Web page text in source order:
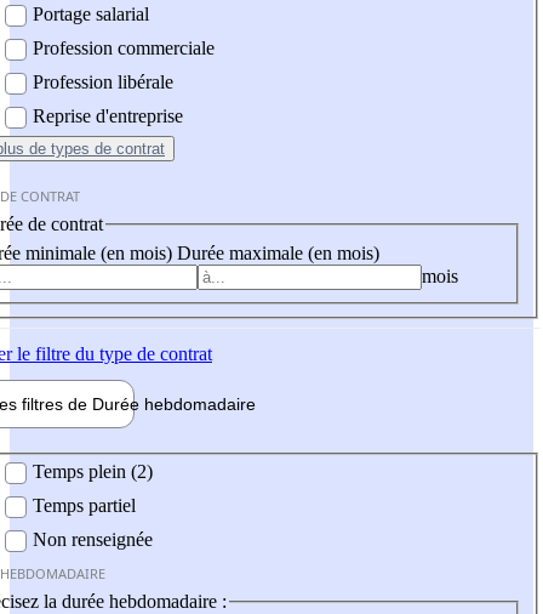
Portage salarial
Profession commerciale
Profession libérale
Reprise d'entreprise
de types de contrat
CONTRAT
de contrat
minimale (en mois) Durée maximale (en mois)
mois
le filtre du type de contrat
filtres de Durée hebdomadaire
Temps plein (2)
Temps partiel
Non renseignée
la durée hebdomadaire :